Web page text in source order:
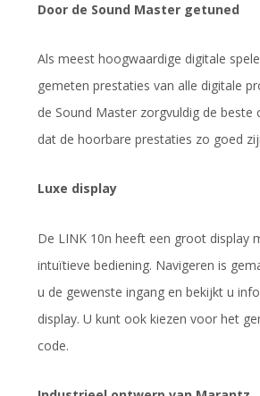
Door de Sound Master getuned
Als meest hoogwaardige digitale
gemeten prestaties van alle digitale
de Sound Master zorgvuldig de
dat de hoorbare prestaties zo goed
Luxe display
De LINK 10n heeft een groot display
intuïtieve bediening. Navigeren is
u de gewenste ingang en bekijkt u
display. U kunt ook kiezen voor het
code.